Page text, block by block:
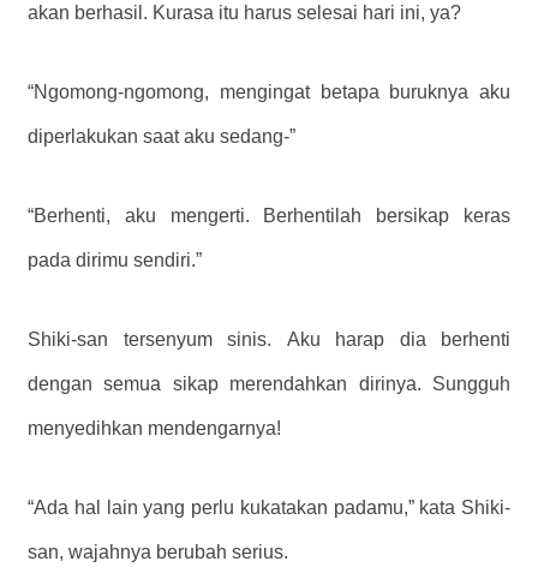
akan berhasil. Kurasa itu harus selesai hari ini, ya?
“Ngomong-ngomong, mengingat betapa buruknya aku
diperlakukan saat aku sedang-”
“Berhenti, aku mengerti. Berhentilah bersikap keras
pada dirimu sendiri.”
Shiki-san tersenyum sinis. Aku harap dia berhenti
dengan semua sikap merendahkan dirinya. Sungguh
menyedihkan mendengarnya!
“Ada hal lain yang perlu kukatakan padamu,” kata Shiki-
san, wajahnya berubah serius.